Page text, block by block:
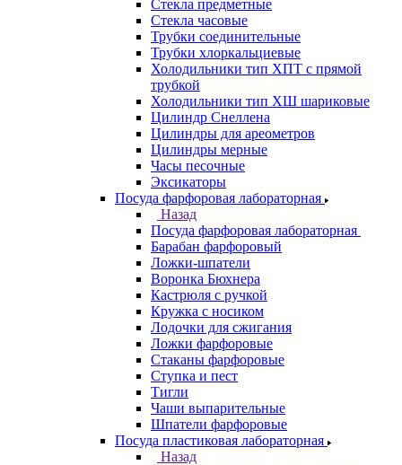
Стекла предметные
Стекла часовые
Трубки соединительные
Трубки хлоркальциевые
Холодильники тип ХПТ с прямой
трубкой
Холодильники тип ХШ шариковые
Цилиндр Снеллена
Цилиндры для ареометров
Цилиндры мерные
Часы песочные
Эксикаторы
Посуда фарфоровая лабораторная
Назад
Посуда фарфоровая лабораторная
Барабан фарфоровый
Ложки-шпатели
Воронка Бюхнера
Кастрюля с ручкой
Кружка с носиком
Лодочки для сжигания
Ложки фарфоровые
Стаканы фарфоровые
Ступка и пест
Тигли
Чаши выпарительные
Шпатели фарфоровые
Посуда пластиковая лабораторная
Назад